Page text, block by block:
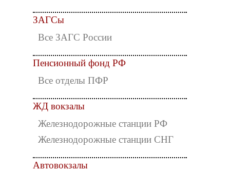
ЗАГСы
Все ЗАГС России
Пенсионный фонд РФ
Все отделы ПФР
ЖД вокзалы
Железнодорожные станции РФ
Железнодорожные станции СНГ
Автовокзалы